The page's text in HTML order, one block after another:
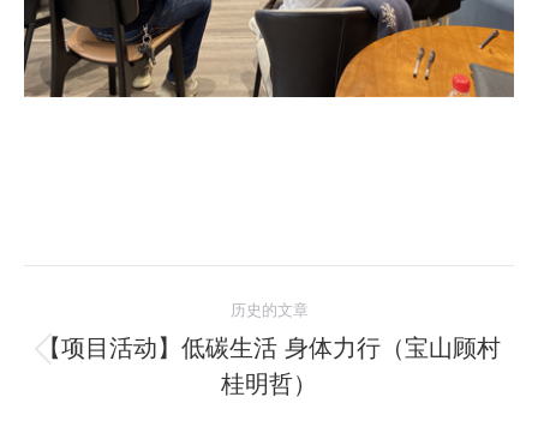
章
历史的文章
历
史
【项目活动】低碳生活 身体力行（宝山顾村
桂明哲）